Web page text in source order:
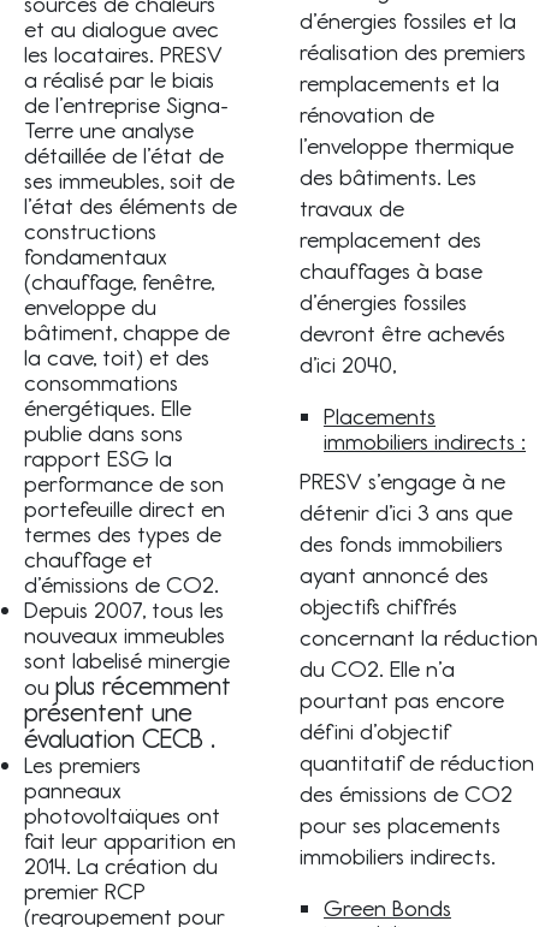
et au dialogue avec
les locataires. PRESV
a réalisé par le biais
de l’entreprise Signa-
Terre une analyse
détaillée de l’état de
ses immeubles, soit de
l’état des éléments de
constructions
fondamentaux
(chauffage, fenêtre,
enveloppe du
bâtiment, chappe de
la cave, toit) et des
consommations
énergétiques. Elle
publie dans sons
rapport ESG la
performance de son
portefeuille direct en
termes des types de
chauffage et
d’émissions de CO2.
Depuis 2007, tous les
nouveaux immeubles
sont labelisé minergie
ou plus récemment
présentent une
évaluation CECB .
Les premiers
panneaux
photovoltaïques ont
fait leur apparition en
2014. La création du
premier RCP
(regroupement pour
d’énergies fossiles et la
réalisation des premiers
remplacements et la
rénovation de
l’enveloppe thermique
des bâtiments. Les
travaux de
remplacement des
chauffages à base
d’énergies fossiles
devront être achevés
d’ici 2040,
Placements
immobiliers indirects :
PRESV s’engage à ne
détenir d’ici 3 ans que
des fonds immobiliers
ayant annoncé des
objectifs chiffrés
concernant la réduction
du CO2. Elle n’a
pourtant pas encore
défini d’objectif
quantitatif de réduction
des émissions de CO2
pour ses placements
immobiliers indirects.
Green Bonds